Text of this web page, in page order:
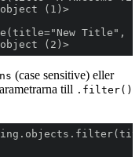
Out[2]: <SomeString: SomeString object (1)>
object (2)>
(case sensitive) eller
till .filter()